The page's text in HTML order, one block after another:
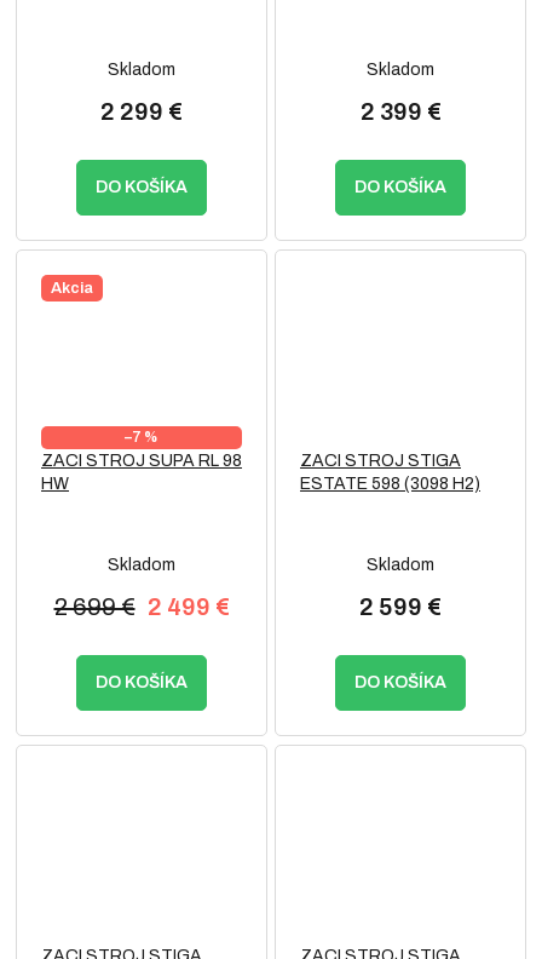
Skladom
2 299 €
DO KOŠÍKA
Skladom
2 399 €
DO KOŠÍKA
Akcia
–7 %
ZACI STROJ SUPA RL 98
HW
Skladom
2 499 €
2 699 €
DO KOŠÍKA
ZACI STROJ STIGA
ESTATE 598 (3098 H2)
Skladom
2 599 €
DO KOŠÍKA